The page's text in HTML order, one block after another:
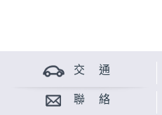
交 通
聯 絡